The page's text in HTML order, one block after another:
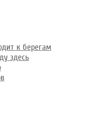
к берегам
здесь